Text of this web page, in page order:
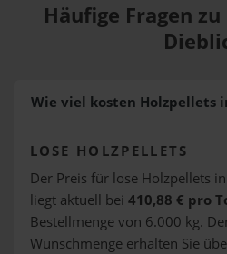
Häufige Fragen
Wie viel kosten Holzpellets
LOSE HOLZPELLETS
Der Preis für lose Holzpellets
liegt aktuell bei 410,88 € pro
Bestellmenge von 6.000 kg.
Wunschmenge erhalten Sie